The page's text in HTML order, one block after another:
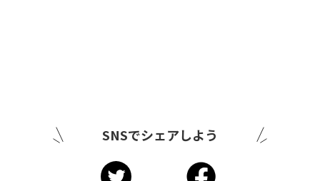
SNSでシェアしよう